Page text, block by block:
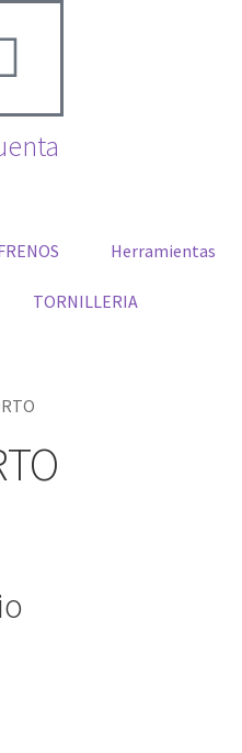
Herramientas
TORNILLERIA